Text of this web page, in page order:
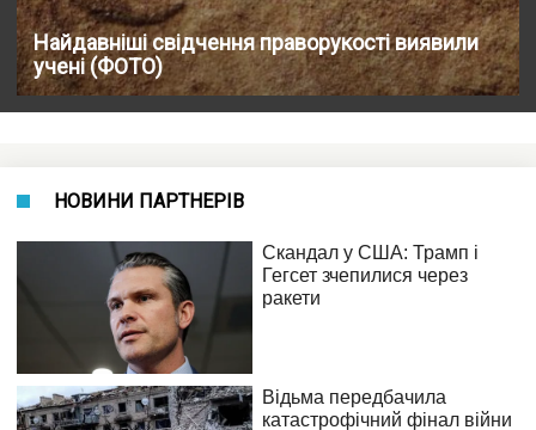
Найдавніші свідчення праворукості виявили
учені (ФОТО)
НОВИНИ ПАРТНЕРІВ